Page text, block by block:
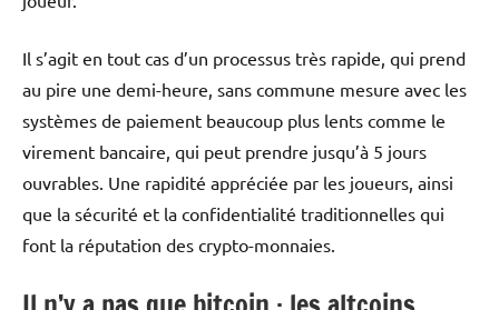
Il s’agit en tout cas d’un processus très rapide, qui prend
au pire une demi-heure, sans commune mesure avec les
systèmes de paiement beaucoup plus lents comme le
virement bancaire, qui peut prendre jusqu’à 5 jours
ouvrables. Une rapidité appréciée par les joueurs, ainsi
que la sécurité et la confidentialité traditionnelles qui
font la réputation des crypto-monnaies.